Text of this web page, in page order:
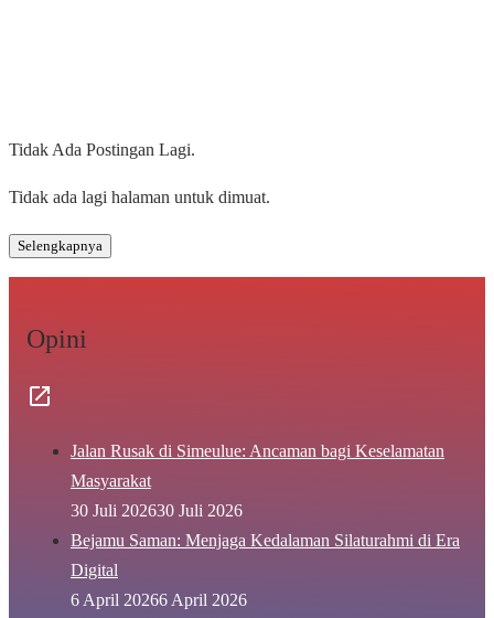
Tidak Ada Postingan Lagi.
Tidak ada lagi halaman untuk dimuat.
Selengkapnya
Opini
Jalan Rusak di Simeulue: Ancaman bagi Keselamatan
Masyarakat
30 Juli 202630 Juli 2026
Bejamu Saman: Menjaga Kedalaman Silaturahmi di Era
Digital
6 April 20266 April 2026